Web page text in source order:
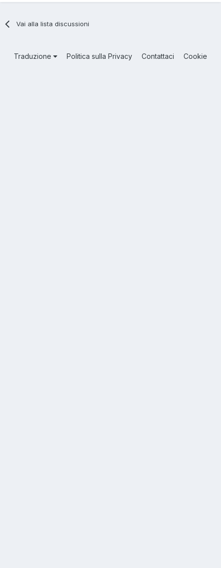
Vai alla lista discussioni
Traduzione Politica sulla Privacy Contattaci Cookie